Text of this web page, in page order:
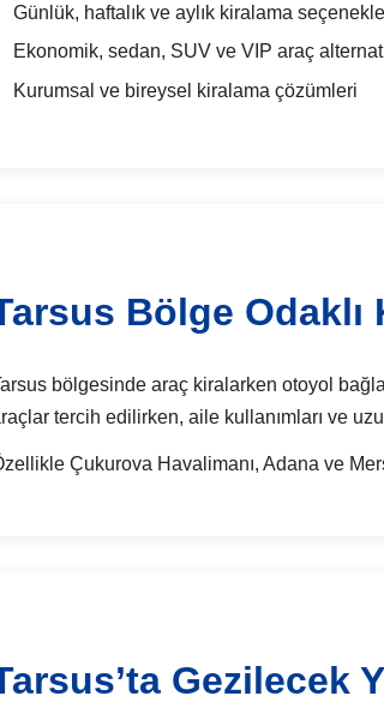
Günlük, haftalık ve aylık kiralama
Ekonomik, sedan, SUV ve VIP araç
Kurumsal ve bireysel kiralama çözümleri
Bölge Odaklı
bölgesinde araç kiralarken otoyol
tercih edilirken, aile kullanımları ve
Çukurova Havalimanı, Adana ve
Gezilecek